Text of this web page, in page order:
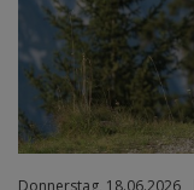
Donnerstag, 18.06.2026